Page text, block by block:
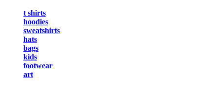
t shirts
hoodies
sweatshirts
hats
bags
kids
footwear
art